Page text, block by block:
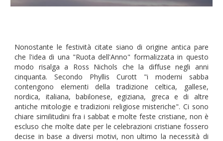
Nonostante le festività citate siano di origine antica pare
che l'idea di una "Ruota dell'Anno" formalizzata in questo
modo risalga a Ross Nichols che la diffuse negli anni
cinquanta. Secondo Phyllis Curott "i moderni sabba
contengono elementi della tradizione celtica, gallese,
nordica, italiana, babilonese, egiziana, greca e di altre
antiche mitologie e tradizioni religiose misteriche". Ci sono
chiare similitudini fra i sabbat e molte feste cristiane, non è
escluso che molte date per le celebrazioni cristiane fossero
decise in base a diversi motivi, non ultimo la necessità di